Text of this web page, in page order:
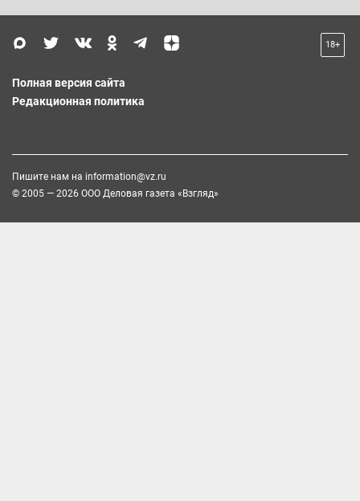
18+
Полная версия сайта
Редакционная политика
Пишите нам на information@vz.ru
© 2005 — 2026 ООО Деловая газета «Взгляд»